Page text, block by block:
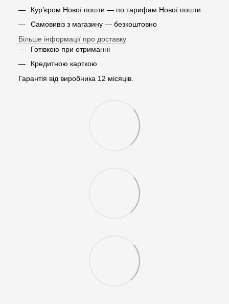
Кур’єром Нової пошти — по тарифам Нової пошти
Самовивіз з магазину — безкоштовно
Більше інформації про доставку
Готівкою при отриманні
Кредитною карткою
Гарантія від виробника 12 місяців.